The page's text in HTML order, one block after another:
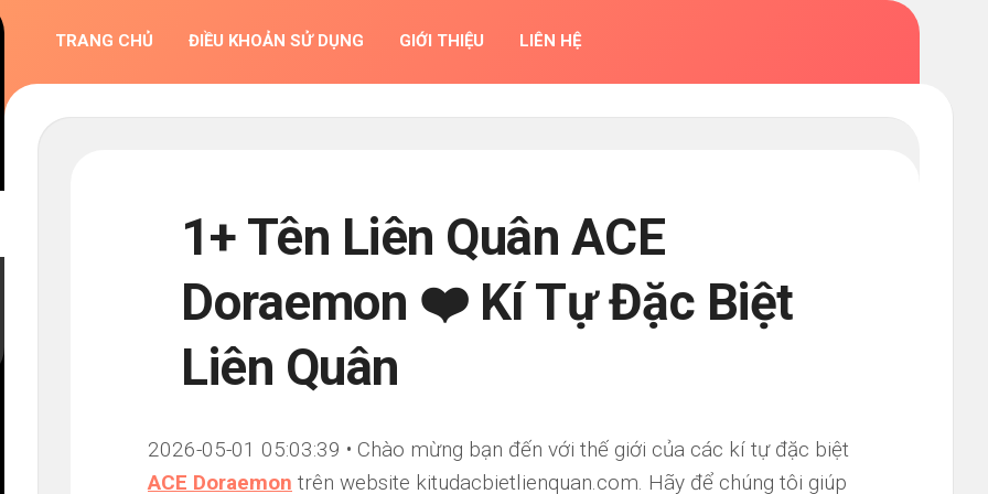
TRANG CHỦ ĐIỀU KHOẢN SỬ DỤNG GIỚI THIỆU LIÊN HỆ
1+ Tên Liên Quân ACE
Doraemon ❤️ Kí Tự Đặc Biệt
Liên Quân
2026-05-01 05:03:39 • Chào mừng bạn đến với thế giới của các kí tự đặc biệt
ACE Doraemon trên website kitudacbietlienquan.com. Hãy để chúng tôi giúp